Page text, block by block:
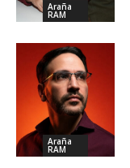
Araña
RAM
Araña
RAM